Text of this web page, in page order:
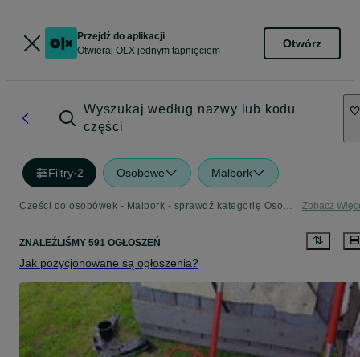
Przejdź do aplikacji
Otwieraj OLX jednym tapnięciem
Otwórz
Wyszukaj według nazwy lub kodu
części
Filtry·2 Osobowe Malbork
Części do osobówek - Malbork - sprawdź kategorię Osobowe Zobacz
ZNALEŹLIŚMY 591 OGŁOSZEŃ
Jak pozycjonowane są ogłoszenia?